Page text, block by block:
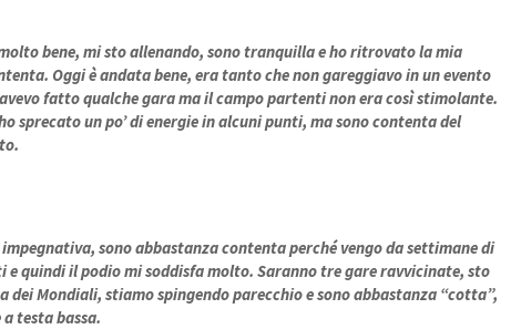
bene, mi sto allenando, sono tranquilla e ho ritrovato la mia
Oggi è andata bene, era tanto che non gareggiavo in un evento
fatto qualche gara ma il campo partenti non era così stimolante.
sprecato un po’ di energie in alcuni punti, ma sono contenta del
impegnativa, sono abbastanza contenta perché vengo da settimane di
quindi il podio mi soddisfa molto. Saranno tre gare ravvicinate, sto
dei Mondiali, stiamo spingendo parecchio e sono abbastanza “cotta”,
testa bassa.